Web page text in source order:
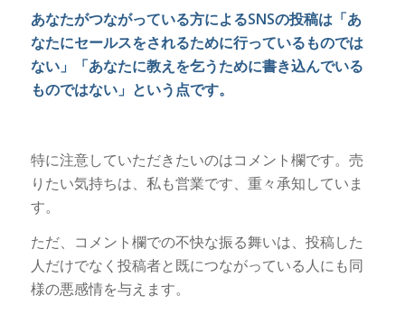
あなたがつながっている方によるSNSの投稿は「あ
なたにセールスをされるために行っているものでは
ない」「あなたに教えを乞うために書き込んでいる
ものではない」という点です。
特に注意していただきたいのはコメント欄です。売
りたい気持ちは、私も営業です、重々承知していま
す。
ただ、コメント欄での不快な振る舞いは、投稿した
人だけでなく投稿者と既につながっている人にも同
様の悪感情を与えます。